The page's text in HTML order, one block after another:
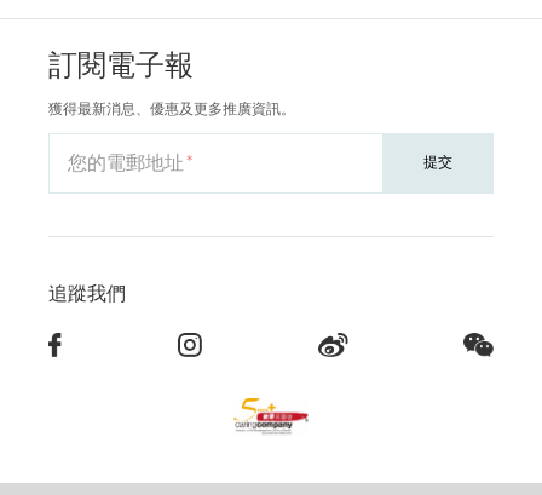
訂閱電子報
獲得最新消息、優惠及更多推廣資訊。
您的電郵地址 提交
追蹤我們